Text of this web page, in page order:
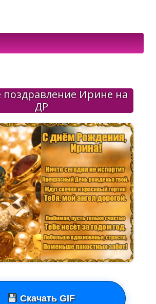
Ирине на
ДР
Скачать GIF